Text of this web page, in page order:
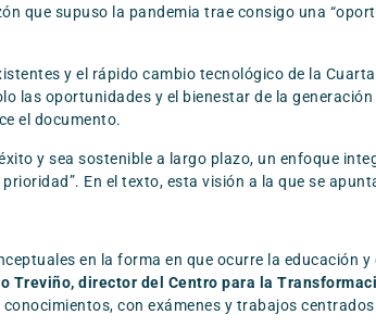
que supuso la pandemia trae consigo una
y el rápido cambio tecnológico de la
las oportunidades y el bienestar de la
el documento.
y sea sostenible a largo plazo, un enfoque
En el texto, esta visión a la que se
en la forma en que ocurre la educación
Treviño, director del Centro para la
con exámenes y trabajos